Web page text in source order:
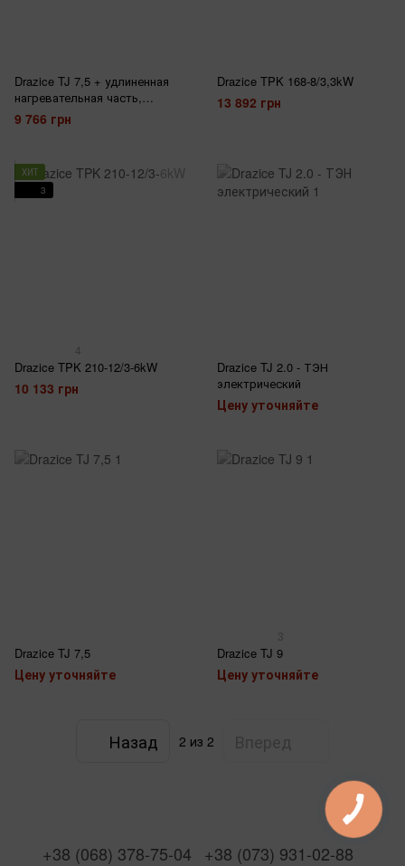
Drazice TJ 7,5 + удлиненная
нагревательная часть,
изолированный
9 766 грн
Drazice TPK 168-8/3,3kW
13 892 грн
ХИТ
3
4
Drazice TPK 210-12/3-6kW
10 133 грн
Drazice TJ 2.0 - ТЭН
электрический
Цену уточняйте
Drazice TJ 7,5
Цену уточняйте
3
Drazice TJ 9
Цену уточняйте
Назад 2 из 2
+38 (068) 378-75-04 +38 (073) 931-02-88